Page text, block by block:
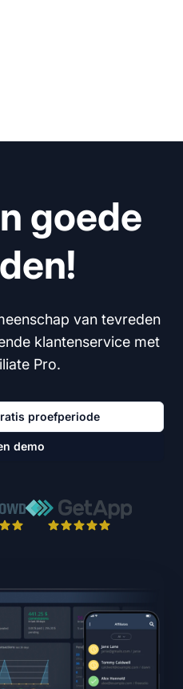
goede
van tevreden
klantenservice met
Pro.
proefperiode
demo